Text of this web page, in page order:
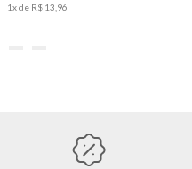
1x de R$ 13 96